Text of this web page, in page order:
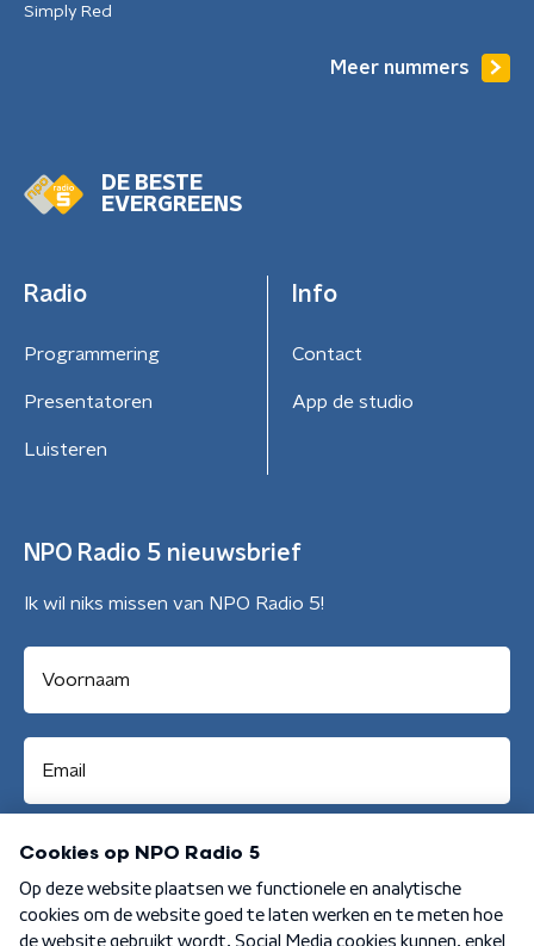
Simply Red
Meer nummers
DE BESTE
EVERGREENS
Radio
Programmering
Presentatoren
Luisteren
Info
Contact
App de studio
NPO Radio 5 nieuwsbrief
Ik wil niks missen van NPO Radio 5!
Aanmelden